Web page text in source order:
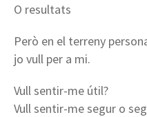
O resultats
Però en el terreny
jo vull per a mi.
Vull sentir-me útil?
Vull sentir-me segur o